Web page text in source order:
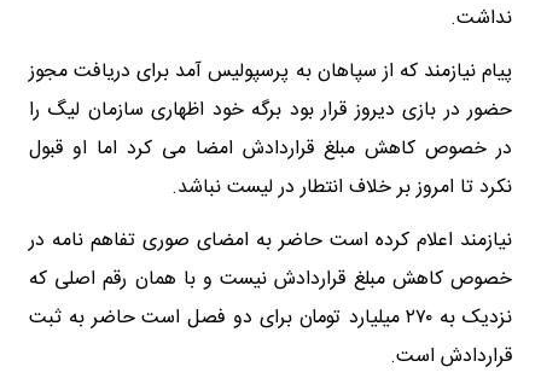
نداشت.
پیام نیازمند که از سپاهان به پرسپولیس آمد برای دریافت مجوز
حضور در بازی دیروز قرار بود برگه خود اظهاری سازمان لیگ را
در خصوص کاهش مبلغ قراردادش امضا می کرد اما او قبول
نکرد تا امروز بر خلاف انتطار در لیست نباشد.
نیازمند اعلام کرده است حاضر به امضای صوری تفاهم نامه در
خصوص کاهش مبلغ قراردادش نیست و با همان رقم اصلی که
نزدیک به ۲۷۰ میلیارد تومان برای دو فصل است حاضر به ثبت
قراردادش است.